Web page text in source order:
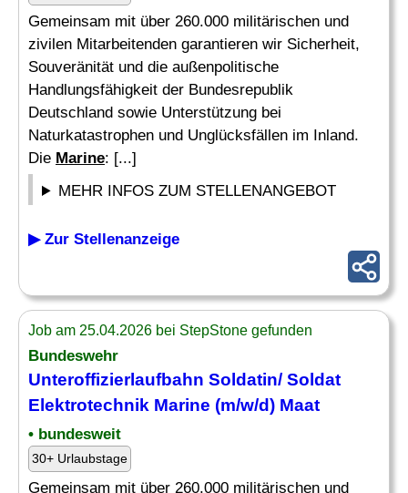
Gemeinsam mit über 260.000 militärischen und
zivilen Mitarbeitenden garantieren wir Sicherheit,
Souveränität und die außenpolitische
Handlungsfähigkeit der Bundesrepublik
Deutschland sowie Unterstützung bei
Naturkatastrophen und Unglücksfällen im Inland.
Die Marine: [...]
MEHR INFOS ZUM STELLENANGEBOT
▶ Zur Stellenanzeige
Job am 25.04.2026 bei StepStone gefunden
Bundeswehr
Unteroffizierlaufbahn Soldatin/ Soldat
Elektrotechnik Marine (m/w/d) Maat
• bundesweit
30+ Urlaubstage
Gemeinsam mit über 260.000 militärischen und